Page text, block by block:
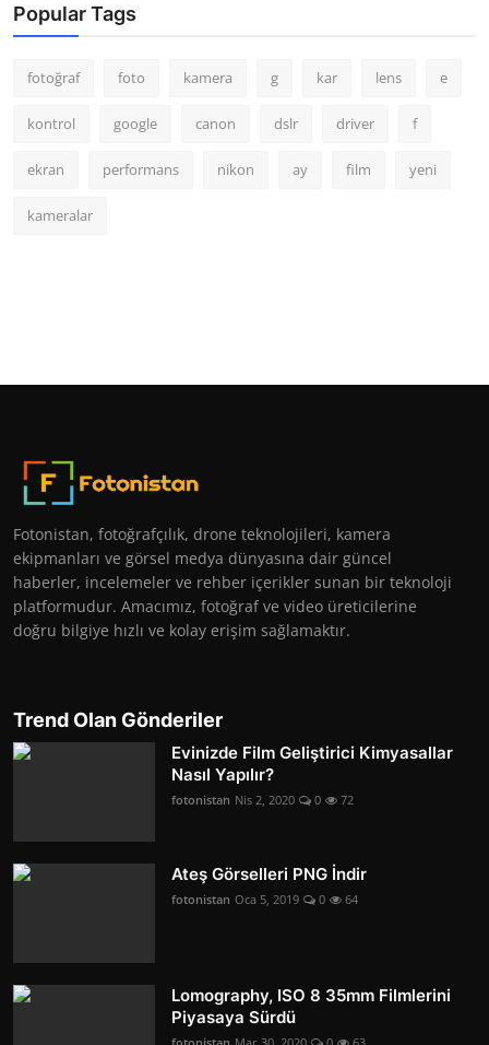
Popular Tags
fotoğraf foto kamera g kar lens e
kontrol google canon dslr driver f
ekran performans nikon ay film yeni
kameralar
Fotonistan, fotoğrafçılık, drone teknolojileri, kamera
ekipmanları ve görsel medya dünyasına dair güncel
haberler, incelemeler ve rehber içerikler sunan bir teknoloji
platformudur. Amacımız, fotoğraf ve video üreticilerine
doğru bilgiye hızlı ve kolay erişim sağlamaktır.
Trend Olan Gönderiler
Evinizde Film Geliştirici Kimyasallar
Nasıl Yapılır?
fotonistan Nis 2, 2020 0 72
Ateş Görselleri PNG İndir
fotonistan Oca 5, 2019 0 64
Lomography, ISO 8 35mm Filmlerini
Piyasaya Sürdü